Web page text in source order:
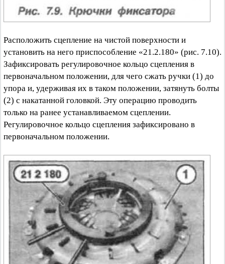
Расположить сцепление на чистой поверхности и
установить на него приспособление «21.2.180» (рис. 7.10).
Зафиксировать регулировочное кольцо сцепления в
первоначальном положении, для чего сжать ручки (1) до
упора и, удерживая их в таком положении, затянуть болты
(2) с накатанной головкой. Эту операцию проводить
только на ранее устанавливаемом сцеплении.
Регулировочное кольцо сцепления зафиксировано в
первоначальном положении.